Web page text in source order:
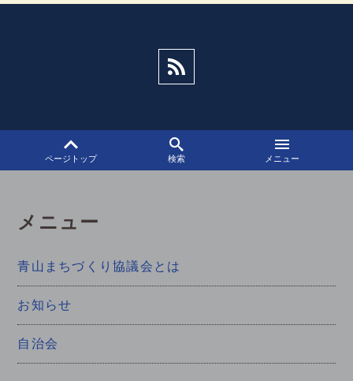
ページトップ 検索 メニュー
メニュー
青山まちづくり協議会とは
お知らせ
自治会